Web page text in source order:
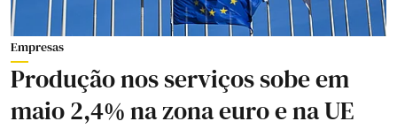
Empresas
Produção nos serviços sobe em
maio 2,4% na zona euro e na UE